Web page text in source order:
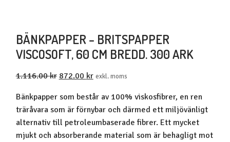
BÄNKPAPPER – BRITSPAPPER
VISCOSOFT, 60 CM BREDD. 300 ARK
1.116.00kr Det
priset
var:
1.116.00 kr1.395.00 kr.
872.00 krDet
priset
är:
872.00 kr1.090.00 kr.
exkl. moms
Bänkpapper som består av 100% viskosfibrer, en ren
träråvara som är förnybar och därmed ett miljövänligt
alternativ till petroleumbaserade fibrer. Ett mycket
mjukt och absorberande material som är behagligt mot